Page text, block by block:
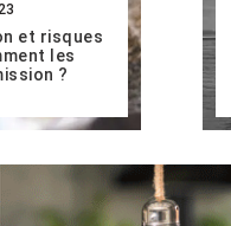
et risques
les
?
Humaine